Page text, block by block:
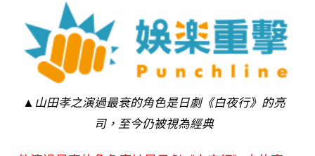
▲山田孝之演過最衰的角色是日劇《白夜行》的亮
司，至今仍被視為經典